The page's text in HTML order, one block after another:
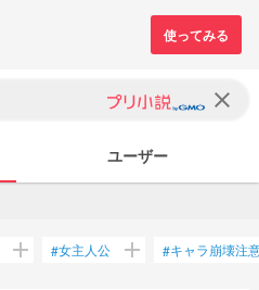
clear
ユーザー
add #女主人公 add #キャラ崩壊注